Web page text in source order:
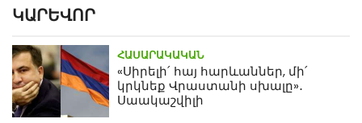
ԿԱՐԵՎՈՐ
ՀԱՍԱՐԱԿԱԿԱՆ
«Սիրելի՛ հայ հարևաններ, մի՛
կրկնեք Վրաստանի սխալը»․
Սաակաշվիլի